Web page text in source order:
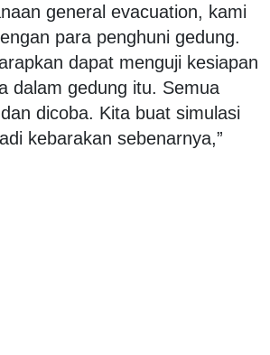
general evacuation, kami
para penghuni gedung.
dapat menguji kesiapan
dalam gedung itu. Semua
dicoba. Kita buat simulasi
kebarakan sebenarnya,”